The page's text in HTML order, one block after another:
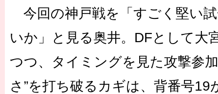
今回の神戸戦を「すごく堅い
いか」と見る奥井。DFとして大
つつ、タイミングを見た攻撃参
さ”を打ち破るカギは、背番号19